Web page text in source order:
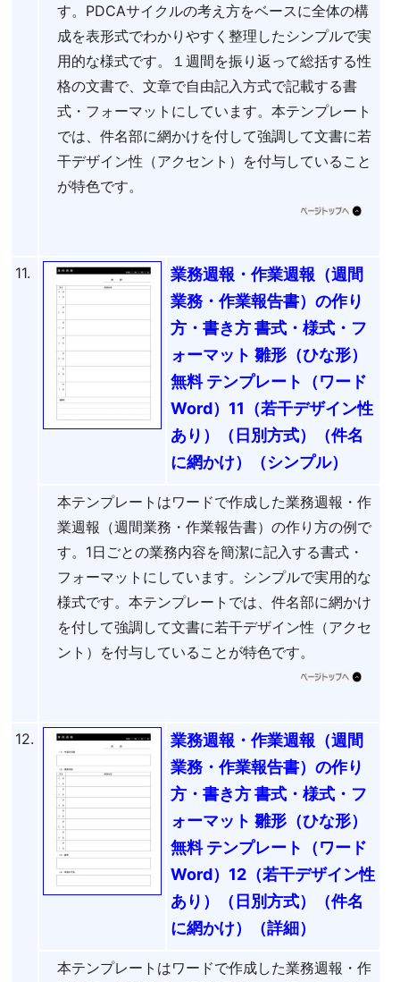
す。PDCAサイクルの考え方をベースに全体の構
成を表形式でわかりやすく整理したシンプルで実
用的な様式です。１週間を振り返って総括する性
格の文書で、文章で自由記入方式で記載する書
式・フォーマットにしています。本テンプレート
では、件名部に網かけを付して強調して文書に若
干デザイン性（アクセント）を付与していること
が特色です。
11.
業務週報・作業週報（週間
業務・作業報告書）の作り
方・書き方 書式・様式・フ
ォーマット 雛形（ひな形）
無料 テンプレート（ワード
Word）11（若干デザイン性
あり）（日別方式）（件名
に網かけ）（シンプル）
本テンプレートはワードで作成した業務週報・作
業週報（週間業務・作業報告書）の作り方の例で
す。1日ごとの業務内容を簡潔に記入する書式・
フォーマットにしています。シンプルで実用的な
様式です。本テンプレートでは、件名部に網かけ
を付して強調して文書に若干デザイン性（アクセ
ント）を付与していることが特色です。
12.
業務週報・作業週報（週間
業務・作業報告書）の作り
方・書き方 書式・様式・フ
ォーマット 雛形（ひな形）
無料 テンプレート（ワード
Word）12（若干デザイン性
あり）（日別方式）（件名
に網かけ）（詳細）
本テンプレートはワードで作成した業務週報・作